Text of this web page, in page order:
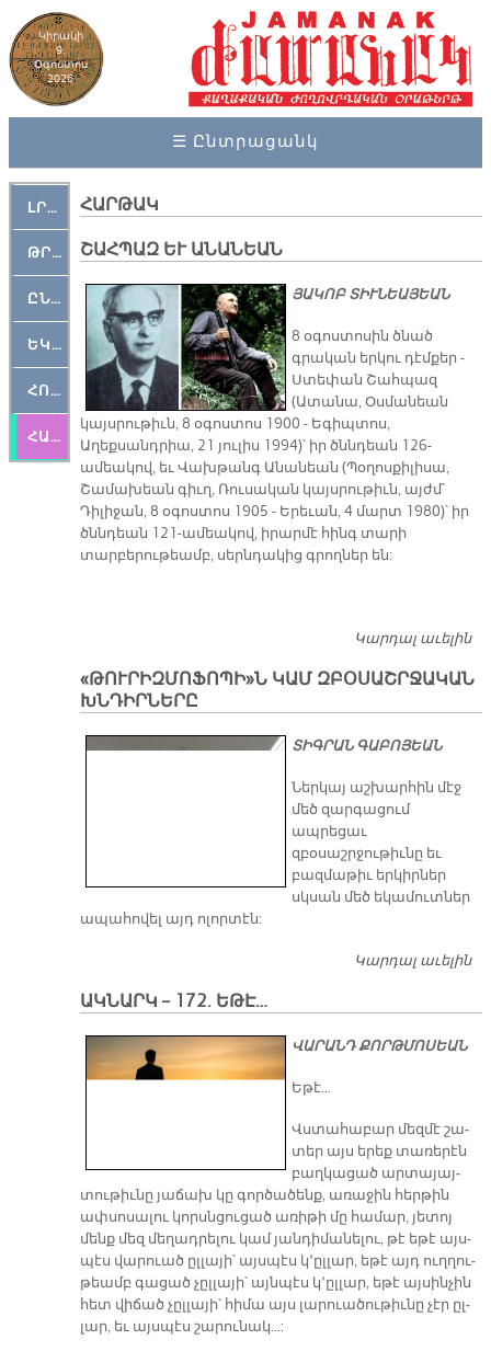
Կիրակի
9,
Օգոստոս
2026
☰ Ընտրացանկ
ԼՐԱՀՈՍ
ԹՐՔԱՀԱՅ ԿԵԱՆՔ
ԸՆԿԵՐԱՄՇԱԿՈՒԹԱՅԻՆ
ԵԿԵՂԵՑԱԿԱՆ
ՀՈԳԵՄՏԱՒՈՐ
ՀԱՐԹԱԿ
ՀԱՐԹԱԿ
ՇԱՀՊԱԶ ԵՒ ԱՆԱՆԵԱՆ
ՅԱԿՈԲ ՏԻՒՆԵԱՅԵԱՆ
​8 օգոստոսին ծնած
գրական երկու դէմքեր -
Ստեփան Շահպազ
(Ատանա, Օսմանեան
կայսրութիւն, 8 օգոստոս 1900 - Եգիպտոս,
Աղեքսանդրիա, 21 յուլիս 1994)՝ իր ծննդեան 126-
ամեակով, եւ Վախթանգ Անանեան (Պօղոսքիլիսա,
Շամախեան գիւղ, Ռուսական կայսրութիւն, այժմ՝
Դիլիջան, 8 օգոստոս 1905 - Երեւան, 4 մարտ 1980)՝ իր
ծննդեան 121-ամեակով, իրարմէ հինգ տարի
տարբերութեամբ, սերնդակից գրողներ են:
Կարդալ աւելին
«ԹՈՒՐԻԶՄՈՖՈՊԻ»Ն ԿԱՄ ԶԲՕՍԱՇՐՋԱԿԱՆ
ԽՆԴԻՐՆԵՐԸ
ՏԻԳՐԱՆ ԳԱԲՈՅԵԱՆ
Ներկայ աշխարհին մէջ
մեծ զարգացում
ապրեցաւ
զբօսաշրջութիւնը եւ
բազմաթիւ երկիրներ
սկսան մեծ եկամուտներ
ապահովել այդ ոլորտէն:
Կարդալ աւելին
ԱԿՆԱՐԿ – 172. ԵԹԷ…
ՎԱՐԱՆԴ ՔՈՐԹՄՈՍԵԱՆ
Ե­թէ…
Վստա­հա­բար մեզ­մէ շա­
տեր այս ե­րեք տա­ռե­րէն
բաղ­կա­ցած ար­տա­յայ­
տու­թիւ­նը յա­ճախ կը գոր­ծա­ծենք, ա­ռա­ջին հեր­թին
ափսո­սա­լու կորսն­ցու­ցած ա­ռի­թի մը հա­մար, յե­տոյ
մենք մեզ մե­ղադ­րե­լու կամ յան­դի­մա­նե­լու, թէ ե­թէ այս­
պէս վա­րուած ըլ­լա­յի՝ այս­պէս կ՚ըլ­լար, ե­թէ այդ ուղ­ղու­
թեամբ գա­ցած չըլ­լա­յի՝ այն­պէս կ՚ըլ­լար, ե­թէ այ­սին­չին
հետ վի­ճած չըլ­լա­յի՝ հի­մա այս լա­րուա­ծու­թիւ­նը չէր ըլ­
լար, եւ այս­պէս շա­րու­նակ…: